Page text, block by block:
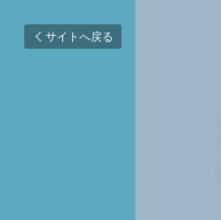
サイトへ戻る